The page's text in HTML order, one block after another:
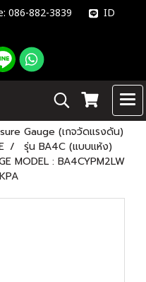
086-882-3839 ID
Gauge (เกจวัดแรงดัน)
รุ่น BA4C (แบบแห้ง)
MODEL : BA4CYPM2LW